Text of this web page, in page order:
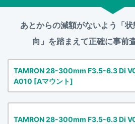
あとからの減額がないよう「
向」を踏まえて正確に事前
TAMRON 28-300mm F3.5-6.3 Di
A010 [Aマウント]
TAMRON 28-300mm F3.5-6.3 Di